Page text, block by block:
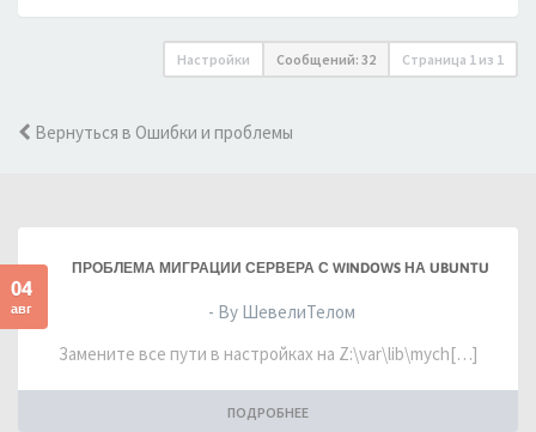
Настройки Сообщений: 32 Страница 1 из 1
Вернуться в Ошибки и проблемы
04
авг
ПРОБЛЕМА МИГРАЦИИ СЕРВЕРА С WINDOWS НА UBUNTU
- By ШевелиТелом
Замените все пути в настройках на Z:\var\lib\mych[…]
ПОДРОБНЕЕ